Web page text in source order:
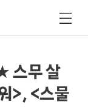
색
메
뉴
스무 살
>, <스물